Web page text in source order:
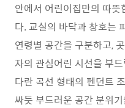
안에서 어린이집만의 따
다. 교실의 바닥과 창호는
연령별 공간을 구분하고,
자의 관심어린 시선을 부
다란 곡선 형태의 펜던트
싸듯 부드러운 공간 분위